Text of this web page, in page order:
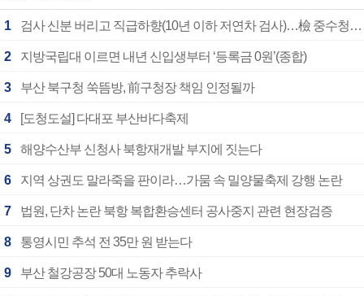
1 검사 신분 버리고 직급하향(10년 이하 저연차 검사)…檢 중수청행 기피
2 지방국립대 이르면 내년 신입생부터 ‘등록금 0원’(종합)
3 부산 북구청 쑥뜸방, 前구청장 책임 인정될까
4 [도청도설] 다대포 부산바다축제
5 해양수산부 신청사 북항재개발 부지에 짓는다
6 지역 상권도 말라죽을 판이라…가뭄 속 밀양물축제 강행 논란
7 법원, 단차 논란 북항 복합환승센터 공사중지 관련 현장검증
8 통영시민 추석 전 35만 원 받는다
9 부산 철강공장 50대 노동자 추락사